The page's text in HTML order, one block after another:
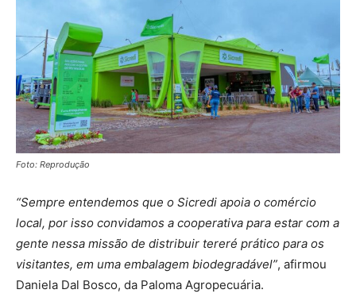
Foto: Reprodução
“Sempre entendemos que o Sicredi apoia o comércio
local, por isso convidamos a cooperativa para estar com a
gente nessa missão de distribuir tereré prático para os
visitantes, em uma embalagem biodegradável”, afirmou
Daniela Dal Bosco, da Paloma Agropecuária.